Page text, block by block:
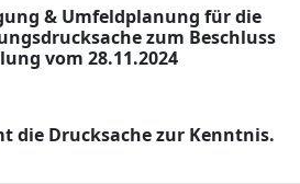
& Umfeldplanung für die
zum Beschluss
vom 28.11.2024
die Drucksache zur Kenntnis.